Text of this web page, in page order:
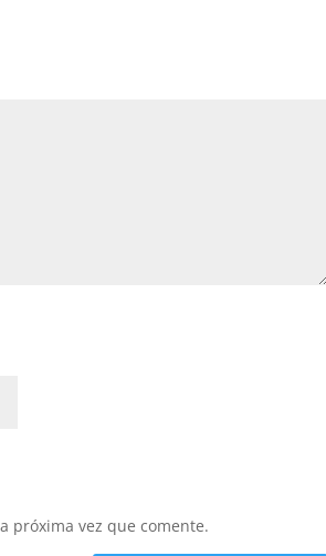
próxima vez que comente.